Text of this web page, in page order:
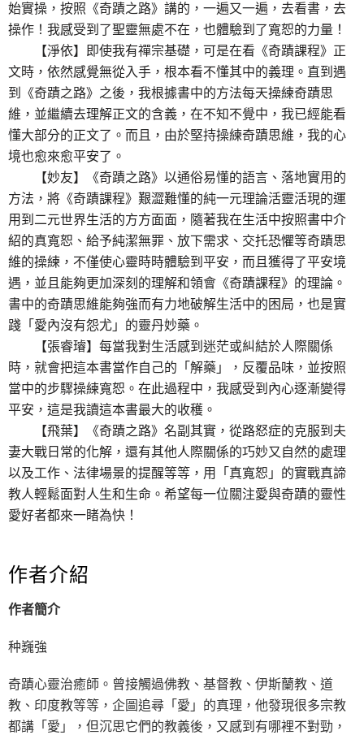
始實操，按照《奇蹟之路》講的，一遍又一遍，去看書，去
操作！我感受到了聖靈無處不在，也體驗到了寬恕的力量！
【淨依】即使我有禪宗基礎，可是在看《奇蹟課程》正
文時，依然感覺無從入手，根本看不懂其中的義理。直到遇
到《奇蹟之路》之後，我根據書中的方法每天操練奇蹟思
維，並繼續去理解正文的含義，在不知不覺中，我已經能看
懂大部分的正文了。而且，由於堅持操練奇蹟思維，我的心
境也愈來愈平安了。
【妙友】《奇蹟之路》以通俗易懂的語言、落地實用的
方法，將《奇蹟課程》艱澀難懂的純一元理論活靈活現的運
用到二元世界生活的方方面面，隨著我在生活中按照書中介
紹的真寬恕、給予純潔無罪、放下需求、交托恐懼等奇蹟思
維的操練，不僅使心靈時時體驗到平安，而且獲得了平安境
遇，並且能夠更加深刻的理解和領會《奇蹟課程》的理論。
書中的奇蹟思維能夠強而有力地破解生活中的困局，也是實
踐「愛內沒有怨尤」的靈丹妙藥。
【張睿璿】每當我對生活感到迷茫或糾結於人際關係
時，就會把這本書當作自己的「解藥」，反覆品味，並按照
當中的步驟操練寬恕。在此過程中，我感受到內心逐漸變得
平安，這是我讀這本書最大的收穫。
【飛葉】《奇蹟之路》名副其實，從路怒症的克服到夫
妻大戰日常的化解，還有其他人際關係的巧妙又自然的處理
以及工作、法律場景的提醒等等，用「真寬恕」的實戰真諦
教人輕鬆面對人生和生命。希望每一位關注愛與奇蹟的靈性
愛好者都來一睹為快！
作者介紹
作者簡介
种巍強
奇蹟心靈治癒師。曾接觸過佛教、基督教、伊斯蘭教、道
教、印度教等等，企圖追尋「愛」的真理，他發現很多宗教
都講「愛」，但沉思它們的教義後，又感到有哪裡不對勁，